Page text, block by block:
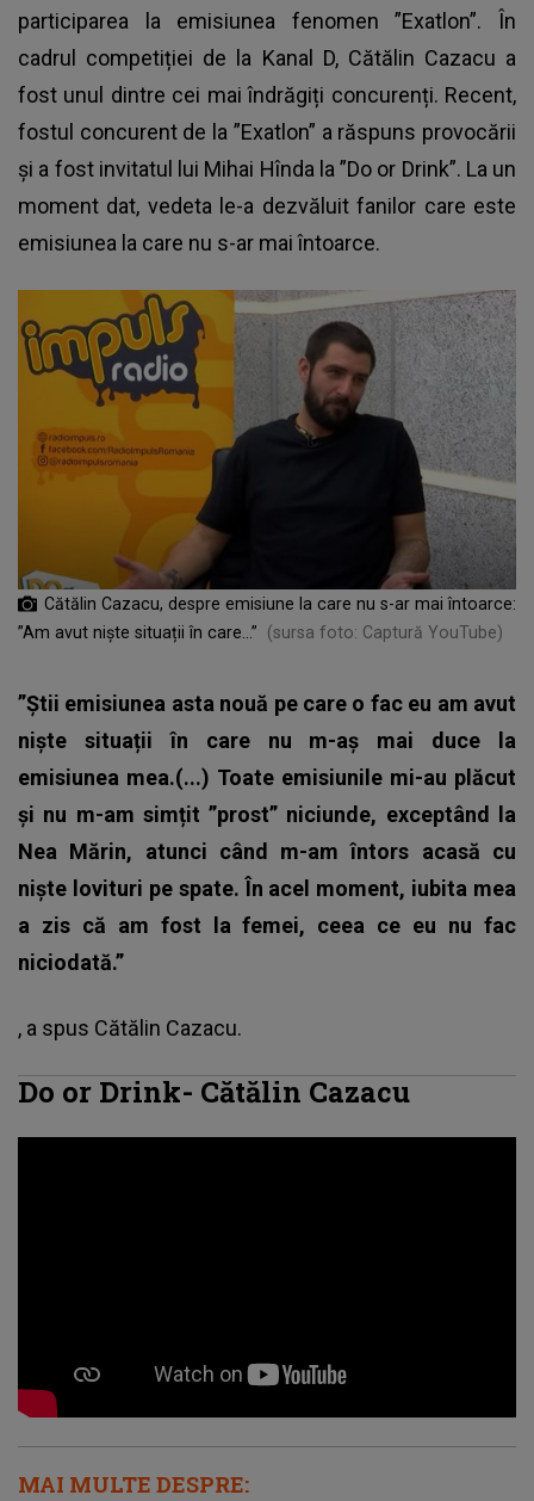
participarea la emisiunea fenomen ”Exatlon”. În
cadrul competiției de la Kanal D, Cătălin Cazacu a
fost unul dintre cei mai îndrăgiți concurenți. Recent,
fostul concurent de la ”Exatlon” a răspuns provocării
și a fost invitatul lui Mihai Hînda la ”Do or Drink”. La un
moment dat, vedeta le-a dezvăluit fanilor care este
emisiunea la care nu s-ar mai întoarce.
Cătălin Cazacu, despre emisiune la care nu s-ar mai întoarce:
”Am avut niște situații în care...”
(sursa foto: Captură YouTube)
”Știi emisiunea asta nouă pe care o fac eu am avut
niște situații în care nu m-aș mai duce la
emisiunea mea.(...) Toate emisiunile mi-au plăcut
și nu m-am simțit ”prost” niciunde, exceptând la
Nea Mărin, atunci când m-am întors acasă cu
niște lovituri pe spate. În acel moment, iubita mea
a zis că am fost la femei, ceea ce eu nu fac
niciodată.”
, a spus Cătălin Cazacu.
Do or Drink- Cătălin Cazacu
MAI MULTE DESPRE: